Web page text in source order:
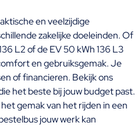
en veelzijdige
zakelijke doeleinden. Of
L2 of de EV 50 kWh 136 L3
en gebruiksgemak. Je
of financieren. Bekijk ons
het beste bij jouw budget past.
gemak van het rijden in een
jouw werk kan